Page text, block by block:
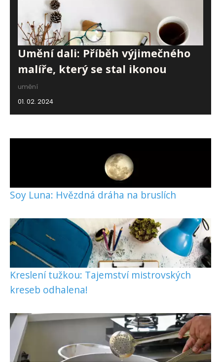
Umění dali: Příběh výjimečného
malíře, který se stal ikonou
umění
01. 02. 2024
Soy Luna: Hvězdná dráha na bruslích
Kreslení tužkou: Tajemství mistrovských
kreseb odhalena!